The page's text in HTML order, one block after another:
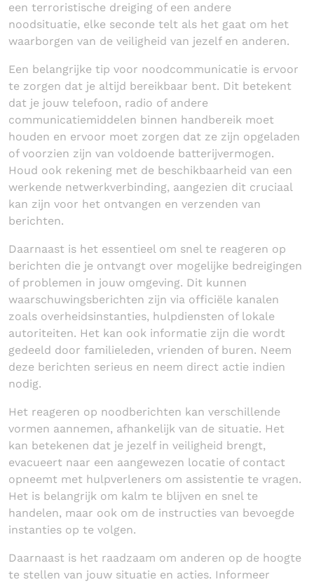
een terroristische dreiging of een andere
noodsituatie, elke seconde telt als het gaat om het
waarborgen van de veiligheid van jezelf en anderen.
Een belangrijke tip voor noodcommunicatie is ervoor
te zorgen dat je altijd bereikbaar bent. Dit betekent
dat je jouw telefoon, radio of andere
communicatiemiddelen binnen handbereik moet
houden en ervoor moet zorgen dat ze zijn opgeladen
of voorzien zijn van voldoende batterijvermogen.
Houd ook rekening met de beschikbaarheid van een
werkende netwerkverbinding, aangezien dit cruciaal
kan zijn voor het ontvangen en verzenden van
berichten.
Daarnaast is het essentieel om snel te reageren op
berichten die je ontvangt over mogelijke bedreigingen
of problemen in jouw omgeving. Dit kunnen
waarschuwingsberichten zijn via officiële kanalen
zoals overheidsinstanties, hulpdiensten of lokale
autoriteiten. Het kan ook informatie zijn die wordt
gedeeld door familieleden, vrienden of buren. Neem
deze berichten serieus en neem direct actie indien
nodig.
Het reageren op noodberichten kan verschillende
vormen aannemen, afhankelijk van de situatie. Het
kan betekenen dat je jezelf in veiligheid brengt,
evacueert naar een aangewezen locatie of contact
opneemt met hulpverleners om assistentie te vragen.
Het is belangrijk om kalm te blijven en snel te
handelen, maar ook om de instructies van bevoegde
instanties op te volgen.
Daarnaast is het raadzaam om anderen op de hoogte
te stellen van jouw situatie en acties. Informeer